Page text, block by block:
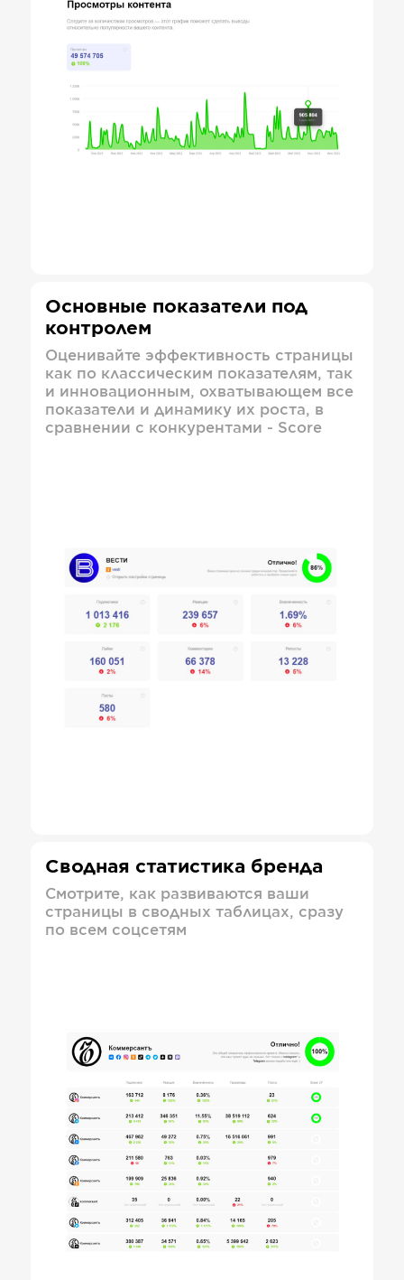
Основные показатели под
контролем
Оценивайте эффективность страницы
как по классическим показателям, так
и инновационным, охватывающем все
показатели и динамику их роста, в
сравнении с конкурентами - Score
Сводная статистика бренда
Смотрите, как развиваются ваши
страницы в сводных таблицах, сразу
по всем соцсетям